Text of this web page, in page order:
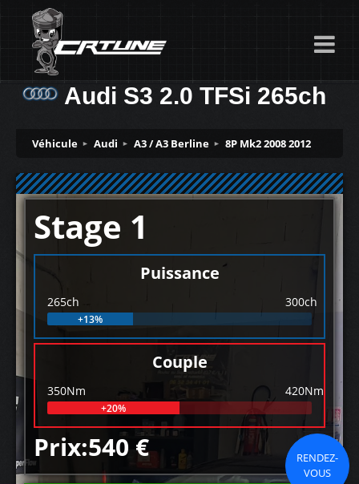
Audi S3 2.0 TFSi 265ch
Véhicule Audi A3 / A3 Berline 8P Mk2 2008 2012
Stage 1
Puissance
265ch 300ch
+13%
Couple
350Nm 420Nm
+20%
Prix:540 €
RENDEZ-
VOUS